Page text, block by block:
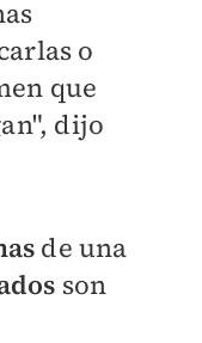
o
que
dijo
de una
son